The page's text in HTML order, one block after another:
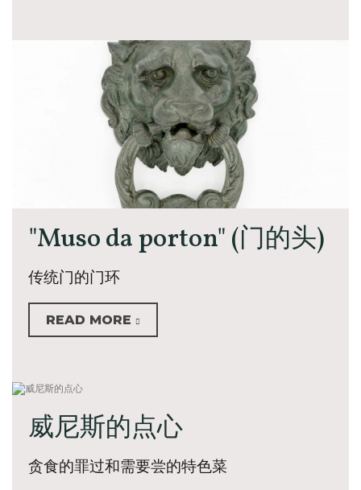
"Muso da porton" (门的头)
传统门的门环
READ MORE
威尼斯的点心
贪食的罪过和需要尝的特色菜